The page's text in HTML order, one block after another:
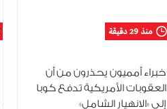
منذ 29 دقيقة
خبراء أمميون يحذرون من أن
العقوبات الأمريكية تدفع كوبا
إلى «الانهيار الشامل»